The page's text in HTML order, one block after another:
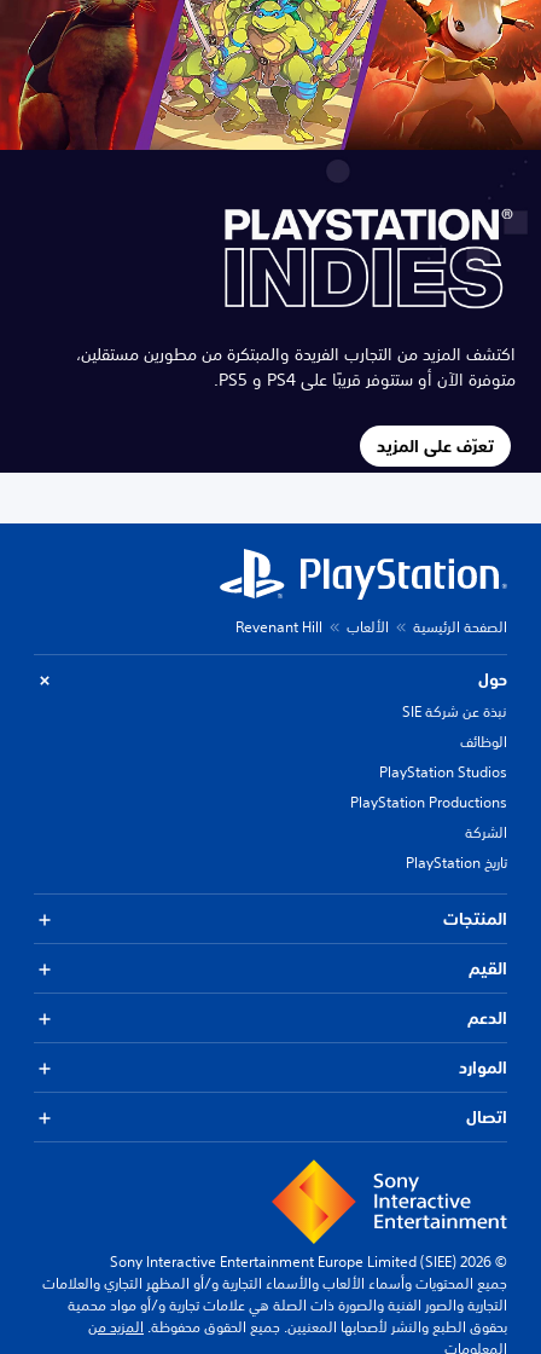
اكتشف المزيد من التجارب الفريدة والمبتكرة من مطورين مستقلين،
متوفرة الآن أو ستتوفر قريبًا على PS4 و PS5.
تعرّف على المزيد
الصفحة الرئيسية الألعاب Revenant Hill
حول
نبذة عن شركة SIE
الوظائف
PlayStation Studios
PlayStation Productions
الشركة
تاريخ PlayStation
المنتجات
القيم
الدعم
الموارد
اتصال
© 2026 Sony Interactive Entertainment Europe Limited (SIEE)
جميع المحتويات وأسماء الألعاب والأسماء التجارية و/أو المظهر التجاري والعلامات
التجارية والصور الفنية والصورة ذات الصلة هي علامات تجارية و/أو مواد محمية
بحقوق الطبع والنشر لأصحابها المعنيين. جميع الحقوق محفوظة.المزيد من
المعلومات